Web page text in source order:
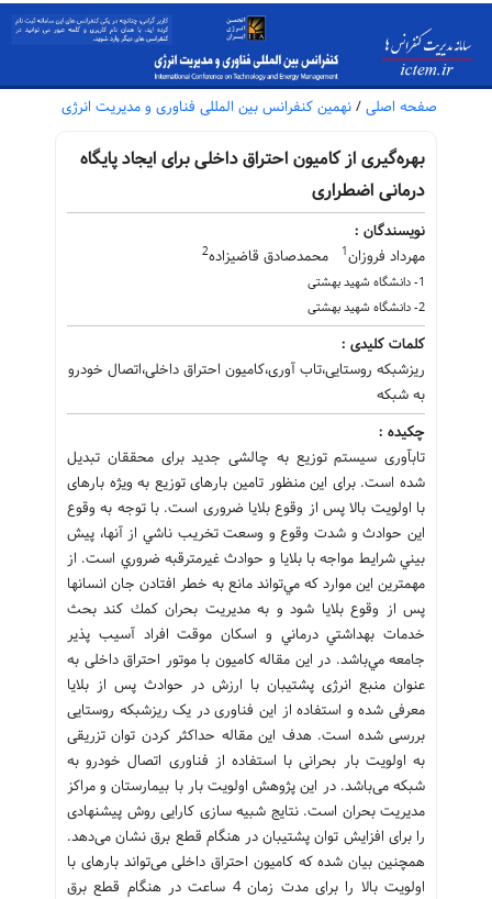
صفحه اصلی / نهمین کنفرانس بین المللی فناوری و مدیریت انرژی
بهره‌گیری از کامیون احتراق داخلی برای ایجاد پایگاه
درمانی اضطراری
نویسندگان :
مهرداد فروزان1 محمدصادق قاضیزاده2
1- دانشگاه شهید بهشتی
2- دانشگاه شهید بهشتی
کلمات کلیدی :
ریزشبکه روستایی،تاب آوری،کامیون احتراق داخلی،اتصال خودرو
به شبکه
چکیده :
تابآوری سیستم توزیع به چالشی جدید برای محققان تبدیل
شده است. برای این منظور تامین بارهای توزیع به ویژه بارهای
با اولویت بالا پس از وقوع بلایا ضروری است. با توجه به وقوع
اين حوادث و شدت وقوع و وسعت تخريب ناشي از آنها، پيش
بيني شرايط مواجه با بلايا و حوادث غيرمترقبه ضروري است. از
مهمترين اين موارد كه مي‌تواند مانع به خطر افتادن جان انسانها
پس از وقوع بلایا شود و به مديريت بحران كمك كند بحث
خدمات بهداشتي درماني و اسكان موقت افراد آسيب پذير
جامعه مي‌باشد. در این مقاله کامیون با موتور احتراق داخلی به
عنوان منبع انرژی پشتیبان با ارزش در حوادث پس از بلایا
معرفی شده و استفاده از این فناوری در یک ریزشبکه روستایی
بررسی شده است. هدف این مقاله حداکثر کردن توان تزریقی
به اولویت بار بحرانی با استفاده از فناوری اتصال خودرو به
شبکه می‌باشد. در این پژوهش اولویت بار با بیمارستان و مراکز
مدیریت بحران است. نتایج شبیه سازی کارایی روش پیشنهادی
را برای افزایش توان پشتیبان در هنگام قطع برق نشان می‌دهد.
همچنین بیان شده که کامیون احتراق داخلی می‌تواند بارهای با
اولویت بالا را برای مدت زمان 4 ساعت در هنگام قطع برق